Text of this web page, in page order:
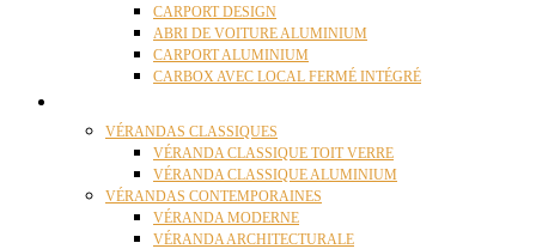
CARPORT DESIGN
ABRI DE VOITURE ALUMINIUM
CARPORT ALUMINIUM
CARBOX AVEC LOCAL FERMÉ INTÉGRÉ
VÉRANDAS CLASSIQUES
VÉRANDA CLASSIQUE TOIT VERRE
VÉRANDA CLASSIQUE ALUMINIUM
VÉRANDAS CONTEMPORAINES
VÉRANDA MODERNE
VÉRANDA ARCHITECTURALE